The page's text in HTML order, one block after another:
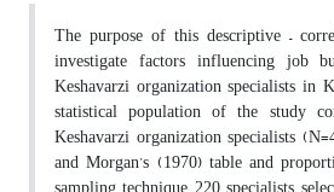
The purpose of this descriptive –
investigate factors influencing job
Keshavarzi organization specialists in
statistical population of the study
Keshavarzi organization specialists
and Morgan’s (1970) table and